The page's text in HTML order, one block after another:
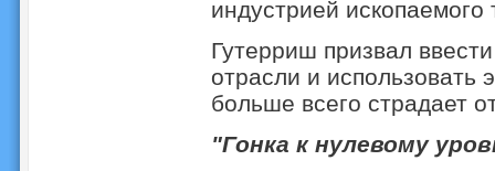
индустрией
Гутерриш призвал
отрасли и использовать
больше всего страдает
"Гонка к нулевому